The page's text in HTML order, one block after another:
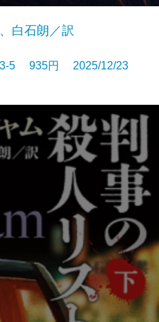
白石朗／訳
5 935円 2025/12/23